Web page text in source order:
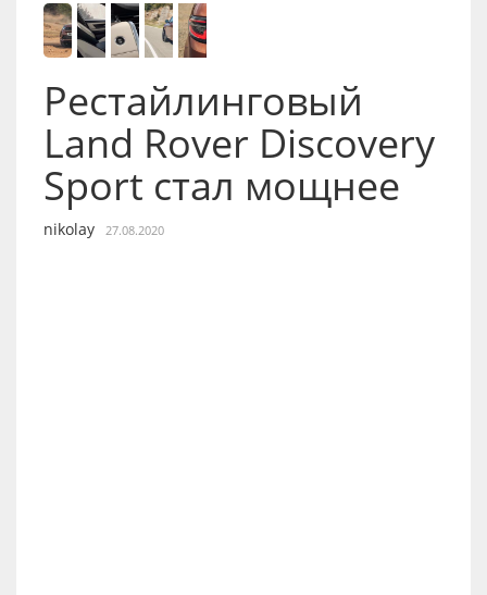
Рестайлинговый
Land Rover Discovery
Sport стал мощнее
nikolay 27.08.2020